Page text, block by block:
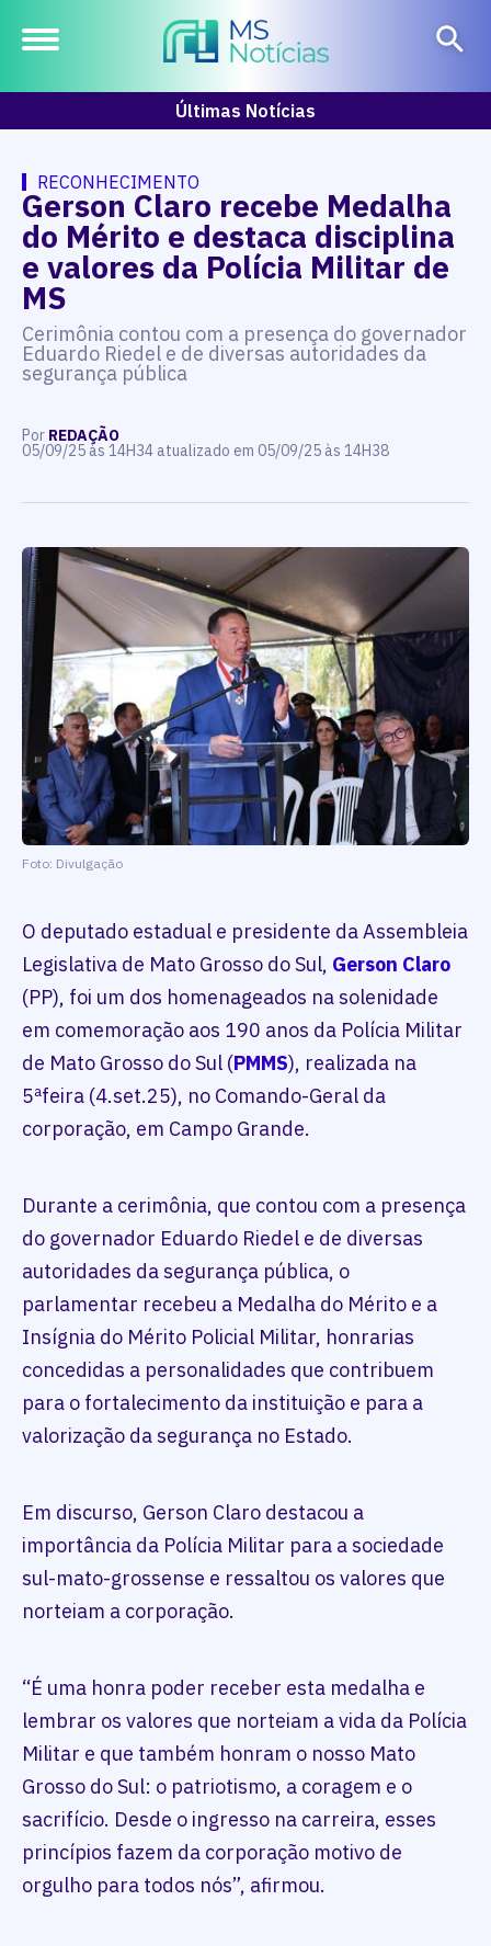
Últimas Notícias
RECONHECIMENTO
Gerson Claro recebe Medalha
do Mérito e destaca disciplina
e valores da Polícia Militar de
MS
Cerimônia contou com a presença do governador
Eduardo Riedel e de diversas autoridades da
segurança pública
Por REDAÇÃO
05/09/25 às 14H34 atualizado em 05/09/25 às 14H38
Foto: Divulgação
O deputado estadual e presidente da Assembleia
Legislativa de Mato Grosso do Sul, Gerson Claro
(PP), foi um dos homenageados na solenidade
em comemoração aos 190 anos da Polícia Militar
de Mato Grosso do Sul (PMMS), realizada na
5ªfeira (4.set.25), no Comando-Geral da
corporação, em Campo Grande.
Durante a cerimônia, que contou com a presença
do governador Eduardo Riedel e de diversas
autoridades da segurança pública, o
parlamentar recebeu a Medalha do Mérito e a
Insígnia do Mérito Policial Militar, honrarias
concedidas a personalidades que contribuem
para o fortalecimento da instituição e para a
valorização da segurança no Estado.
Em discurso, Gerson Claro destacou a
importância da Polícia Militar para a sociedade
sul-mato-grossense e ressaltou os valores que
norteiam a corporação.
“É uma honra poder receber esta medalha e
lembrar os valores que norteiam a vida da Polícia
Militar e que também honram o nosso Mato
Grosso do Sul: o patriotismo, a coragem e o
sacrifício. Desde o ingresso na carreira, esses
princípios fazem da corporação motivo de
orgulho para todos nós”, afirmou.